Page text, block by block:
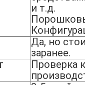
и т.д.
Да, но
заранее.
Проверка